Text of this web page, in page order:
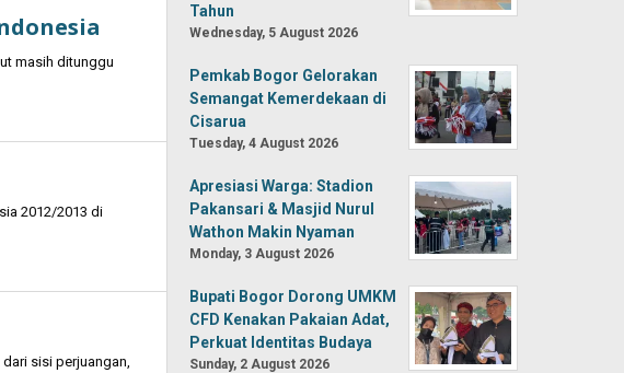
masih ditunggu
2012/2013 di
sisi perjuangan,
Tahun
Wednesday, 5 August 2026
Pemkab Bogor Gelorakan
Semangat Kemerdekaan di
Cisarua
Tuesday, 4 August 2026
Apresiasi Warga: Stadion
Pakansari & Masjid Nurul
Wathon Makin Nyaman
Monday, 3 August 2026
Bupati Bogor Dorong UMKM
CFD Kenakan Pakaian Adat,
Perkuat Identitas Budaya
Sunday, 2 August 2026